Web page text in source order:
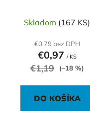
Skladom (167 KS)
€0,79 bez DPH
€0,97 / KS
€1,19 (–18 %)
DO KOŠÍKA